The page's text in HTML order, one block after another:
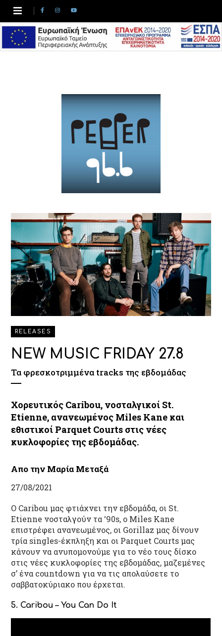
RELEASES
NEW MUSIC FRIDAY 27.8
Τα φρεσκοτριμμένα tracks της εβδομάδας
Χορευτικός Caribou, νοσταλγικοί St.
Etienne, ανανεωμένος Miles Kane και
εθιστικοί Parquet Courts στις νέες
κυκλοφορίες της εβδομάδας.
Απο την Μαρία Μεταξά
27/08/2021
Ο Caribou μας φτιάχνει την εβδομάδα, οι St.
Etienne νοσταλγούν τα ‘90s, ο Miles Kane
επιστρέφει ανανεωμένος, οι Gorillaz μας δίνουν
τρία singles-έκπληξη και οι Parquet Courts μας
κάνουν να ανυπομονούμε για το νέο τους δίσκο
στις νέες κυκλοφορίες της εβδομάδας, μαζεμένες
σ’ ένα countdown για να τις απολαύσετε το
σαββατοκύριακο που έρχεται.
5. Caribou – You Can Do It